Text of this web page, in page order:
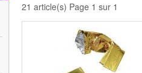
21 article(s) Page 1 sur 1